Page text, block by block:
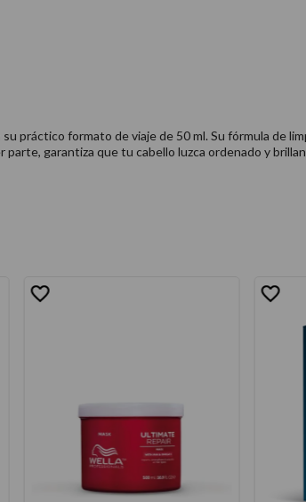
práctico formato de viaje de 50 ml. Su fórmula de
garantiza que tu cabello luzca ordenado y